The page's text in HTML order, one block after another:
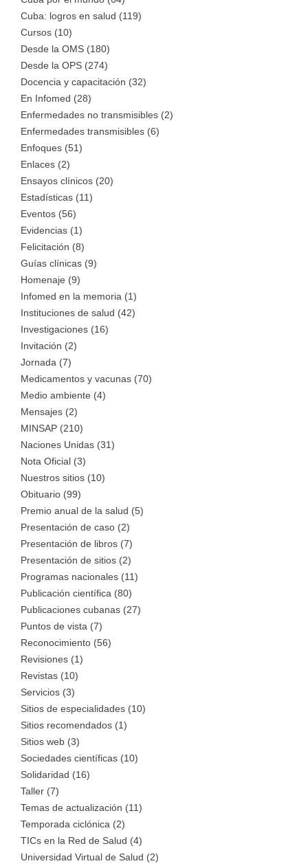
Cuba: logros en salud (119)
Cursos (10)
Desde la OMS (180)
Desde la OPS (274)
Docencia y capacitación (32)
En Infomed (28)
Enfermedades no transmisibles (2)
Enfermedades transmisibles (6)
Enfoques (51)
Enlaces (2)
Ensayos clínicos (20)
Estadísticas (11)
Eventos (56)
Evidencias (1)
Felicitación (8)
Guías clínicas (9)
Homenaje (9)
Infomed en la memoria (1)
Instituciones de salud (42)
Investigaciones (16)
Invitación (2)
Jornada (7)
Medicamentos y vacunas (70)
Medio ambiente (4)
Mensajes (2)
MINSAP (210)
Naciones Unidas (31)
Nota Oficial (3)
Nuestros sitios (10)
Obituario (99)
Premio anual de la salud (5)
Presentación de caso (2)
Presentación de libros (7)
Presentación de sitios (2)
Programas nacionales (11)
Publicación científica (80)
Publicaciones cubanas (27)
Puntos de vista (7)
Reconocimiento (56)
Revisiones (1)
Revistas (10)
Servicios (3)
Sitios de especialidades (10)
Sitios recomendados (1)
Sitios web (3)
Sociedades científicas (10)
Solidaridad (16)
Taller (7)
Temas de actualización (11)
Temporada ciclónica (2)
TICs en la Red de Salud (4)
Universidad Virtual de Salud (2)